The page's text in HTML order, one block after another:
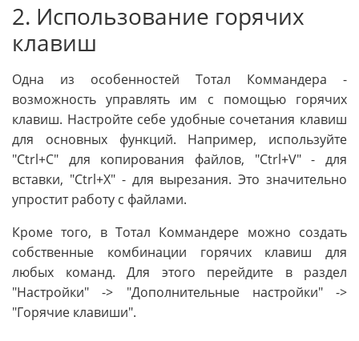
2. Использование горячих
клавиш
Одна из особенностей Тотал Коммандера -
возможность управлять им с помощью горячих
клавиш. Настройте себе удобные сочетания клавиш
для основных функций. Например, используйте
"Ctrl+C" для копирования файлов, "Ctrl+V" - для
вставки, "Ctrl+X" - для вырезания. Это значительно
упростит работу с файлами.
Кроме того, в Тотал Коммандере можно создать
собственные комбинации горячих клавиш для
любых команд. Для этого перейдите в раздел
"Настройки" -> "Дополнительные настройки" ->
"Горячие клавиши".